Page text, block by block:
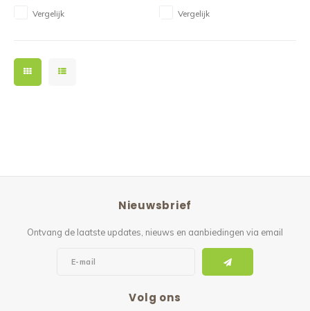
Vergelijk
Vergelijk
Nieuwsbrief
Ontvang de laatste updates, nieuws en aanbiedingen via email
Volg ons